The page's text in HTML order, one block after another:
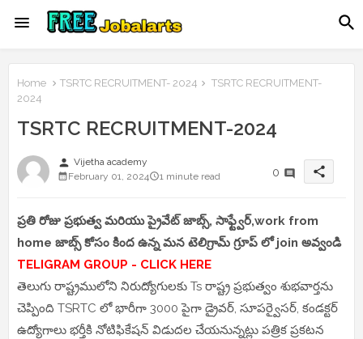
Home TSRTC RECRUITMENT- 2024
TSRTC RECRUITMENT-
2024
TSRTC RECRUITMENT-2024
person Vijetha academy
February 01, 2024
1 minute read 0 share
ప్రతి రోజు ప్రభుత్వ మరియు ప్రైవేట్ జాబ్స్, సాఫ్ట్వేర్,work from
home జాబ్స్ కోసం కింద ఉన్న మన టెలిగ్రామ్ గ్రూప్ లో join అవ్వండి
TELIGRAM GROUP - CLICK HERE
తెలుగు రాష్ట్రములోని నిరుద్యోగులకు Ts రాష్ట్ర ప్రభుత్వం శుభవార్తను
చెప్పింది TSRTC లో భారీగా 3000 పైగా డ్రైవర్, సూపర్వైసర్, కండక్టర్
ఉద్యోగాలు భర్తీకి నోటిఫికేషన్ విడుదల చేయనున్నట్లు పత్రిక ప్రకటన